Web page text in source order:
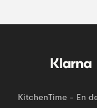
KitchenTime - En